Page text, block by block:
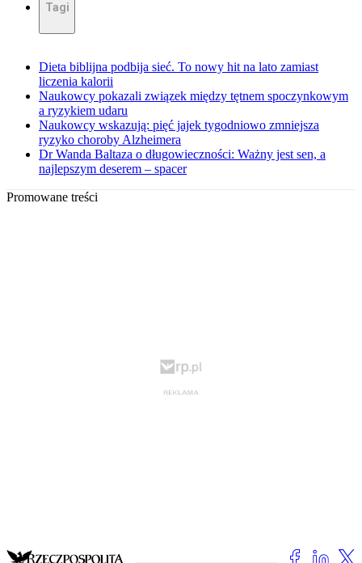
Tagi
Dieta biblijna podbija sieć. To nowy hit na lato zamiast
liczenia kalorii
Naukowcy pokazali związek między tętnem spoczynkowym
a ryzykiem udaru
Naukowcy wskazują: pięć jajek tygodniowo zmniejsza
ryzyko choroby Alzheimera
Dr Wanda Baltaza o długowieczności: Ważny jest sen, a
najlepszym deserem – spacer
Promowane treści